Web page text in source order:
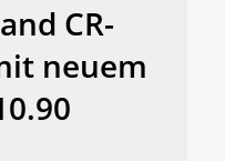
CR-
neuem